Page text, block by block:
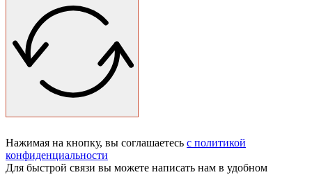
Нажимая на кнопку, вы соглашаетесь с политикой
конфиденциальности
Для быстрой связи вы можете написать нам в удобном